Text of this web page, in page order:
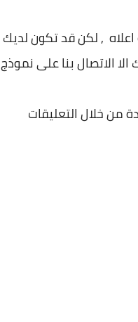
, لكن قد تكون لديك
الاتصال بنا على نموذج
من خلال التعليقات